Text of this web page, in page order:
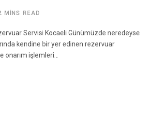
MINS READ
Servisi Kocaeli Günümüzde neredeyse
kendine bir yer edinen rezervuar
onarım işlemleri…